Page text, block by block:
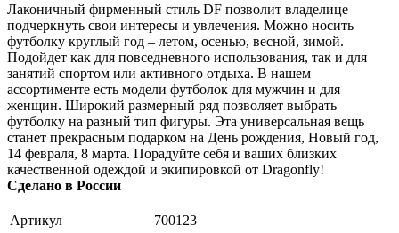
Лаконичный фирменный стиль DF позволит владелице
подчеркнуть свои интересы и увлечения. Можно носить
футболку круглый год – летом, осенью, весной, зимой.
Подойдет как для повседневного использования, так и для
занятий спортом или активного отдыха. В нашем
ассортименте есть модели футболок для мужчин и для
женщин. Широкий размерный ряд позволяет выбрать
футболку на разный тип фигуры. Эта универсальная вещь
станет прекрасным подарком на День рождения, Новый год,
14 февраля, 8 марта. Порадуйте себя и ваших близких
качественной одеждой и экипировкой от Dragonfly!
Сделано в России
Артикул
700123